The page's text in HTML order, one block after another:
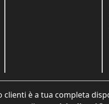
è a tua completa